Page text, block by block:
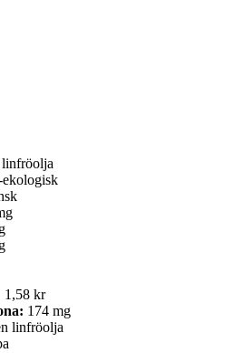
linfröolja
1,58 kr
174 mg
linfröolja